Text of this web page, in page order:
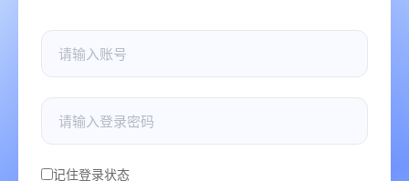
记住登录状态